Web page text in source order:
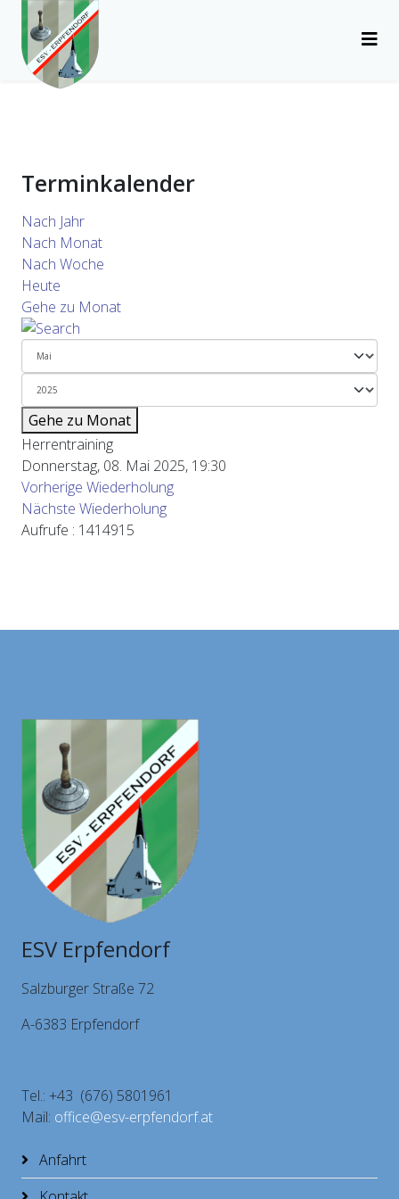
Terminkalender
Nach Jahr
Nach Monat
Nach Woche
Heute
Gehe zu Monat
Gehe zu Monat
Herrentraining
Donnerstag, 08. Mai 2025, 19:30
Vorherige Wiederholung
Nächste Wiederholung
Aufrufe : 1414915
ESV Erpfendorf
Salzburger Straße 72
A-6383 Erpfendorf
Tel.: +43 (676) 5801961
Mail: office@esv-erpfendorf.at
Anfahrt